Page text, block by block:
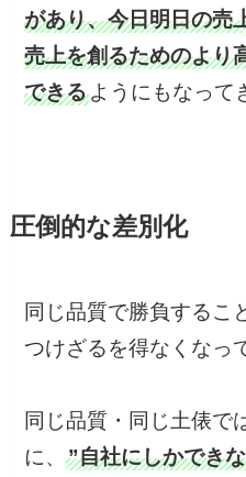
があり、今日明日の売
売上を創るためのより
できるようにもなって
圧倒的な差別化
同じ品質で勝負するこ
つけざるを得なくなっ
同じ品質・同じ土俵で
に、”自社にしかでき